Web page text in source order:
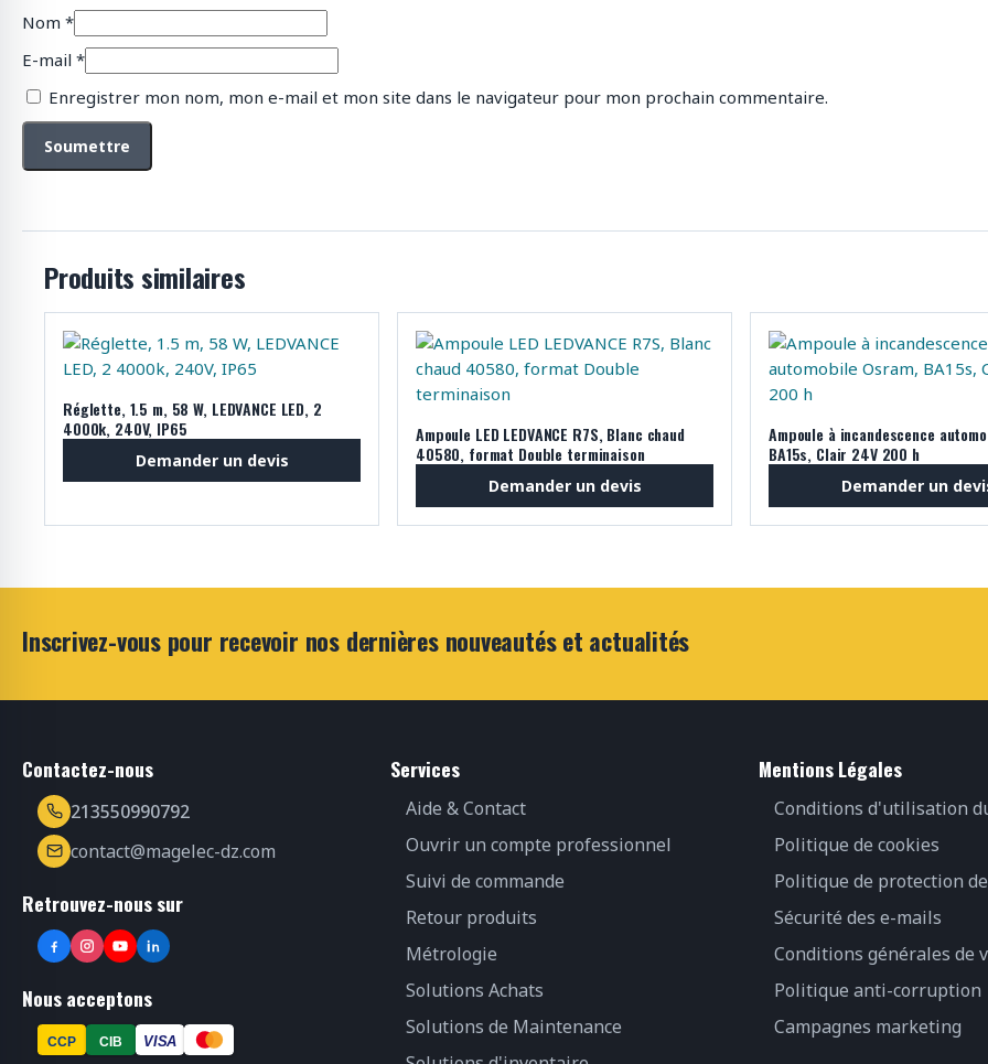
Nom *
E-mail *
Enregistrer mon nom, mon e-mail et mon site dans le navigateur pour mon prochain commentaire.
Produits similaires
Réglette, 1.5 m, 58 W, LEDVANCE LED, 2
4000k, 240V, IP65
Demander un devis
Ampoule LED LEDVANCE R7S, Blanc chaud
40580, format Double terminaison
Demander un devis
Ampoule à incandescence
BA15s, Clair 24V 200 h
Demander un
Inscrivez-vous pour recevoir nos dernières nouveautés et actualités
Contactez-nous
213550990792
contact@magelec-dz.com
Retrouvez-nous sur
Nous acceptons
CCP CIB VISA
Services
Aide & Contact
Ouvrir un compte professionnel
Suivi de commande
Retour produits
Métrologie
Solutions Achats
Solutions de Maintenance
Mentions Légales
Conditions d'utilisation
Politique de cookies
Politique de protection
Sécurité des e-mails
Conditions générales de
Politique anti-corruption
Campagnes marketing